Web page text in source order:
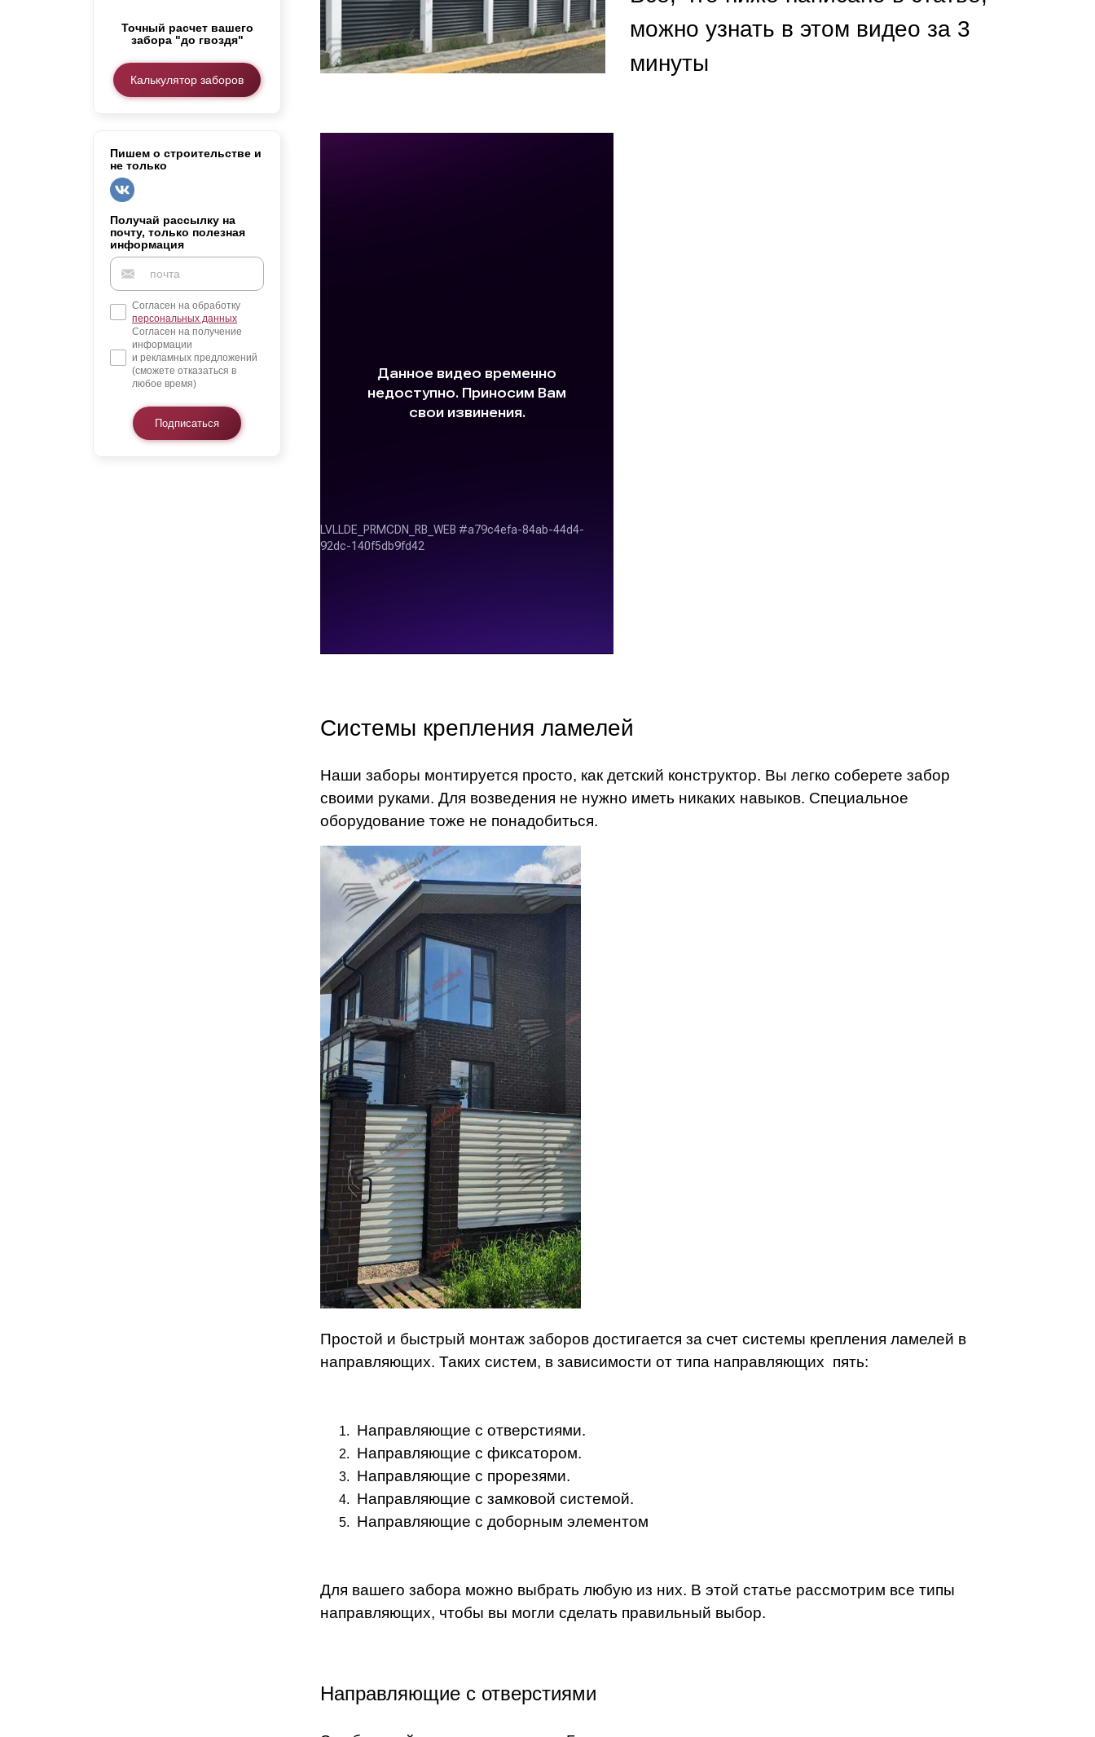
Элитные заборы для коттеджей
Забор на участок 10 соток
Заборы и ограждения для дома
Горизонтальные заборы
Высокие заборы
Красивые, дизайнерские заборы
Калитки
Точный расчет вашего
забора "до гвоздя"
Калькулятор заборов
Пишем о строительстве и
не только
Получай рассылку на
почту, только полезная
информация
Согласен на обработку
персональных данных
Согласен на получение
информации
и рекламных предложений
(сможете отказаться в
любое время)
Подписаться
можно узнать в этом видео за 3
минуты
Системы крепления ламелей
Наши заборы монтируется просто, как детский конструктор. Вы легко соберете забор
своими руками. Для возведения не нужно иметь никаких навыков. Специальное
оборудование тоже не понадобиться.
Простой и быстрый монтаж заборов достигается за счет системы крепления ламелей в
направляющих. Таких систем, в зависимости от типа направляющих пять:
Направляющие с отверстиями.
Направляющие с фиксатором.
Направляющие с прорезями.
Направляющие с замковой системой.
Направляющие с доборным элементом
Для вашего забора можно выбрать любую из них. В этой статье рассмотрим все типы
направляющих, чтобы вы могли сделать правильный выбор.
Направляющие с отверстиями